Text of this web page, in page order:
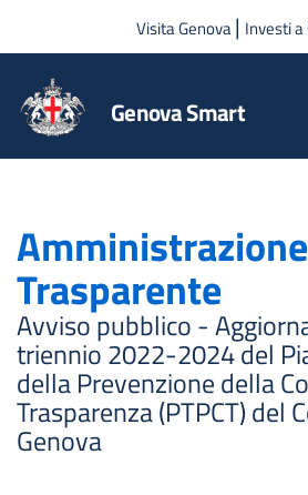
Salta al contenuto
Visita Genova| Investi a
Genova Smart
Amministrazione
Trasparente
Avviso pubblico -
triennio 2022-2024 del
della Prevenzione della
Trasparenza (PTPCT) del
Genova